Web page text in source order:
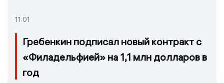
11:01
Гребенкин подписал новый контракт с
«Филадельфией» на 1,1 млн долларов в
год